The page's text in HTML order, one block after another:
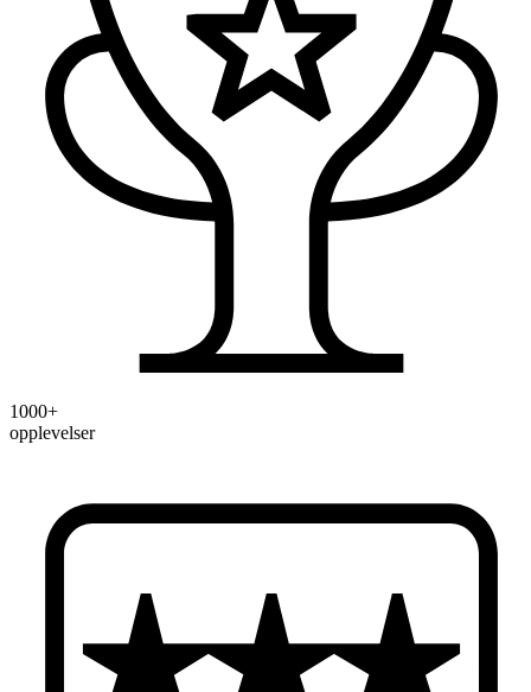
1000+
opplevelser